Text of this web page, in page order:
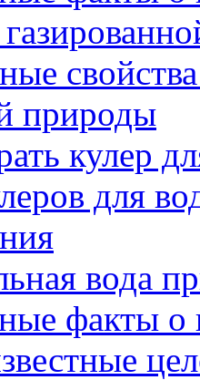
природы
кулер
для
вода
факты о